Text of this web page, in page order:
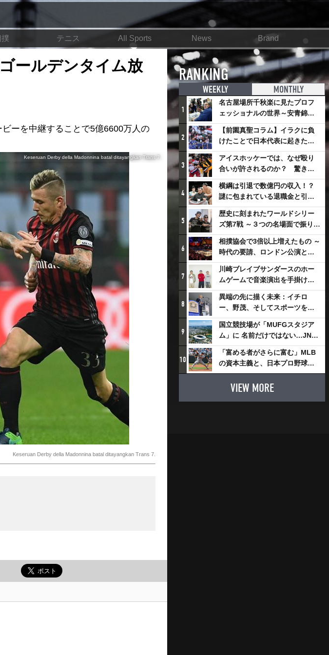
テニス All Sports News Brand
ールデンタイム放
ーを中継することで5億6600万人の
Keseruan Derby della Madonnina batal ditayangkan Trans 7.
Keseruan Derby della Madonnina batal ditayangkan Trans 7.
RANKING
WEEKLY MONTHLY
1
名古屋場所千秋楽に見たプロフ
ェッショナルの世界～安青錦の
優勝を巡るさまざまなドラマ
2
【前園真聖コラム】イラクに負
けたことで日本代表に起きたプ
ラスとは
3
アイスホッケーでは、なぜ殴り
合いが許されるのか？ 驚きの
「ファイティング」ルールにつ
いて
4
横綱は引退で数億円の収入！？
謎に包まれている退職金と引退
相撲興行
5
歴史に刻まれたワールドシリー
ズ第7戦 ～３つの名場面で振り返
る～
6
相撲協会で3倍以上増えたもの ～
時代の要請、ロンドン公演と古
式大相撲
7
川崎ブレイブサンダースのホー
ムゲームで音楽演出を手掛ける
スチャダラパーが川崎新！アリ
ーナシティ・プロジェクトを語
る 「楽しみでしかないでしょ。
川崎は、ずっと成長曲線だか
ら」
8
異端の先に描く未来：イチロ
ー、野茂、そしてスポーツを支
える科学界の挑戦
9
国立競技場が「MUFGスタジア
ム」に 名前だけではない…JNSE
とMUFGが“共創”し描く地域活
性化・社会価値創造の近未来図
とは
10
「富める者がさらに富む」MLB
の資本主義と、日本プロ野球が
踏み出せない一歩
VIEW MORE